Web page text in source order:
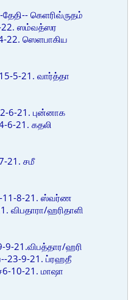
கெளரிவ்ருதம்
22. ஸம்வத்ஸர
22. ஸெளபாகிய
5-21. வார்த்தா
6-21. புன்னாக
6-21. கதலி
21. சமீ
11-8-21. ஸ்வர்ண
விபதாரா/ஹரிதாளி
9-21.விபத்தார/ஹரி
23-9-21. ப்ரஹதீ
10-21. மாஷா